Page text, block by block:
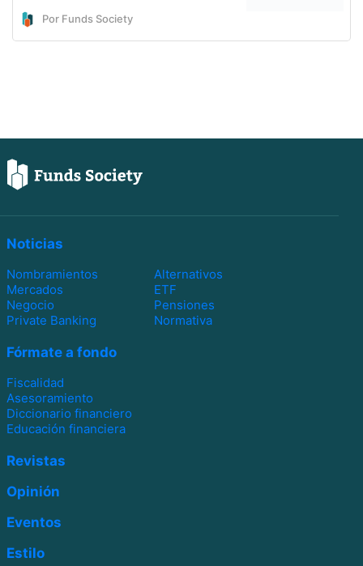
Por Funds Society
Noticias
Nombramientos
Alternativos
Mercados
ETF
Negocio
Pensiones
Private Banking
Normativa
Fórmate a fondo
Fiscalidad
Asesoramiento
Diccionario financiero
Educación financiera
Revistas
Opinión
Eventos
Estilo